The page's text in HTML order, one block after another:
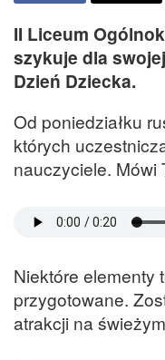
II Liceum
szykuje dla
Dzień Dziecka.
Od poniedziałku
których
nauczyciele. Mówi
Niektóre elementy
przygotowane.
atrakcji na